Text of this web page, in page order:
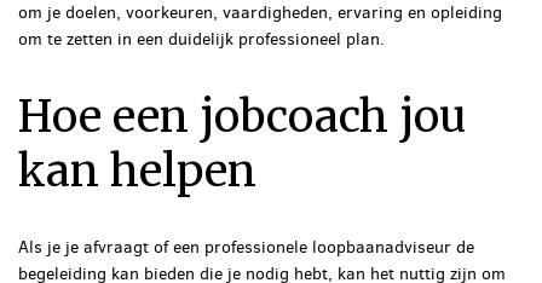
om je doelen, voorkeuren, vaardigheden, ervaring en opleiding
om te zetten in een duidelijk professioneel plan.
Hoe een jobcoach jou
kan helpen
Als je je afvraagt ​​of een professionele loopbaanadviseur de
begeleiding kan bieden die je nodig hebt, kan het nuttig zijn om